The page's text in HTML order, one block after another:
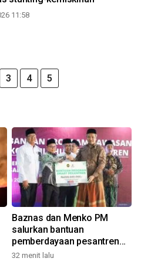
11:58
3 4 5
Baznas dan Menko PM
salurkan bantuan
pemberdayaan pesantren
Gresik
32 menit lalu